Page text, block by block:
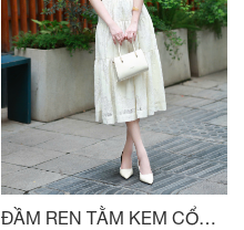
ĐẦM REN TẰM KEM CỔ